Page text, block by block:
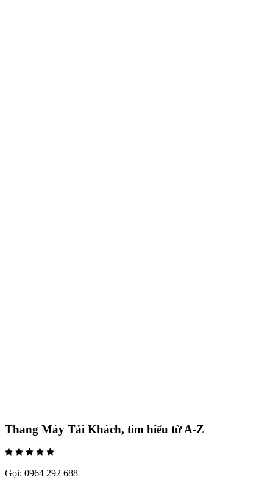
Thang Máy Tải Khách, tìm hiểu từ A-Z
Gọi: 0964 292 688